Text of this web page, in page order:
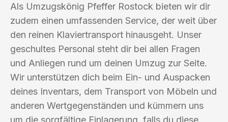
Als Umzugskönig Pfeffer Rostock bieten wir dir
zudem einen umfassenden Service, der weit über
den reinen Klaviertransport hinausgeht. Unser
geschultes Personal steht dir bei allen Fragen
und Anliegen rund um deinen Umzug zur Seite.
Wir unterstützen dich beim Ein- und Auspacken
deines Inventars, dem Transport von Möbeln und
anderen Wertgegenständen und kümmern uns
um die sorgfältige Einlagerung, falls du diese